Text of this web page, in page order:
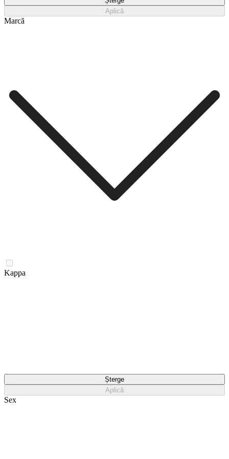
Aplică
Marcă
Kappa
Șterge
Aplică
Sex